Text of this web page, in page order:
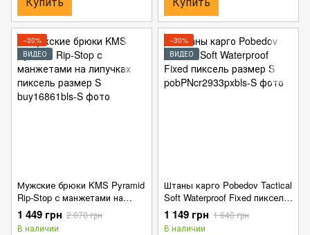
−30%
ВИДЕО
Мужские брюки KMS Pyramid
Rip-Stop с манжетами на
липучках пиксель размер S
1 449 грн 2 070 грн
В наличии
−30%
ВИДЕО
Штаны карго Pobedov Tactical
Soft Waterproof Fixed пиксель
размер S
1 149 грн 1 640 грн
В наличии